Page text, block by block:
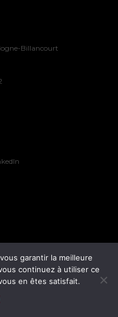
Billancourt
garantir la meilleure
continuez à utiliser ce
en êtes satisfait.